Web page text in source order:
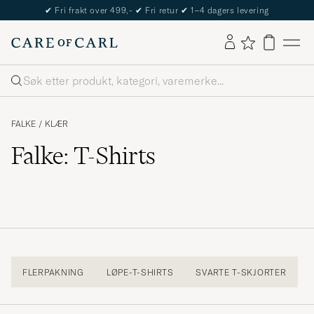
✔ Fri frakt over 499,- ✔ Fri retur ✔ 1–4 dagers levering
Søk
FALKE / KLÆR
Falke: T-Shirts
FLERPAKNING LØPE-T-SHIRTS SVARTE T-SKJORTER